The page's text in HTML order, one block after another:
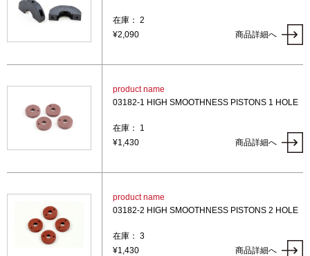
在庫： 2
¥2,090 商品詳細へ
product name
03182-1 HIGH SMOOTHNESS PISTONS 1 HOLE
在庫： 1
¥1,430 商品詳細へ
product name
03182-2 HIGH SMOOTHNESS PISTONS 2 HOLE
在庫： 3
¥1,430 商品詳細へ